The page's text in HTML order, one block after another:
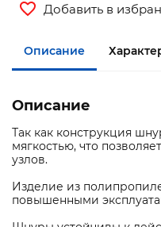
Добавить в
Описание
Описание
Так как конструкция
мягкостью, что
узлов.
Изделие из
повышенными